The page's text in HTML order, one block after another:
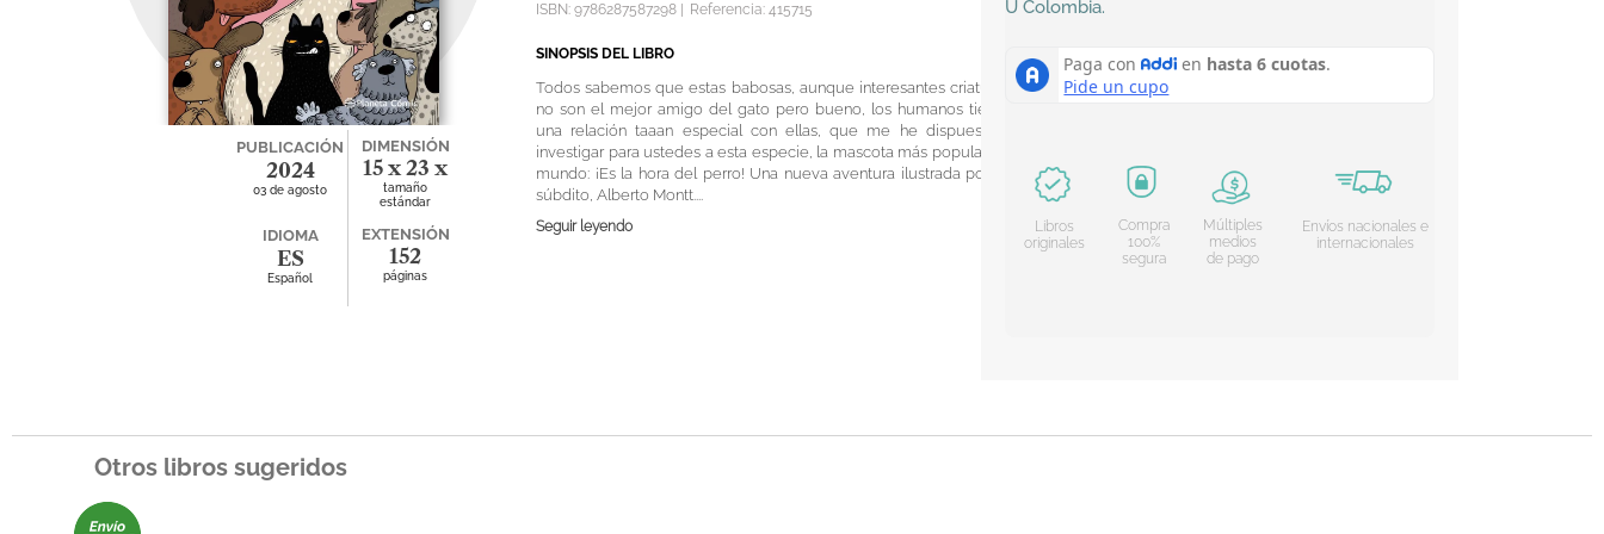
PUBLICACIÓN
2024
03 de agosto
DIMENSIÓN
15 x 23 x
0
tamaño
estándar
IDIOMA
ES
Español
EXTENSIÓN
152
páginas
ISBN: 9786287587298 Referencia: 415715
SINOPSIS DEL LIBRO
Todos sabemos que estas babosas, aunque interesantes criaturas,
no son el mejor amigo del gato pero bueno, los humanos tienen
una relación taaan especial con ellas, que me he dispuesto a
investigar para ustedes a esta especie, la mascota más popular del
mundo: ¡Es la hora del perro! Una nueva aventura ilustrada por mi
súbdito, Alberto Montt....
Seguir leyendo
U Colombia.
Libros
originales
Compra
100%
segura
Múltiples
medios
de pago
Envíos nacionales e
internacionales
Otros libros sugeridos